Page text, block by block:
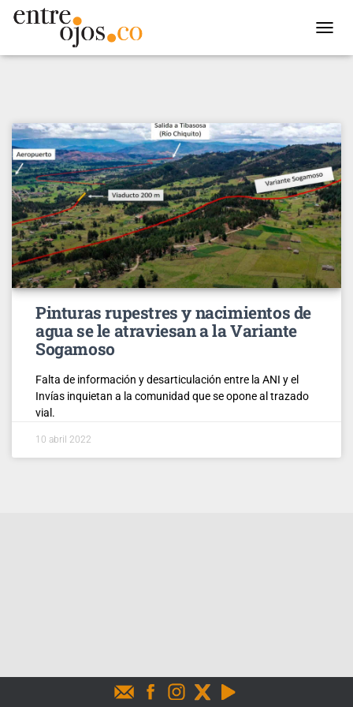
Pinturas rupestres y nacimientos de
agua se le atraviesan a la Variante
Sogamoso
Falta de información y desarticulación entre la ANI y el
Invías inquietan a la comunidad que se opone al trazado
vial.
10 abril 2022